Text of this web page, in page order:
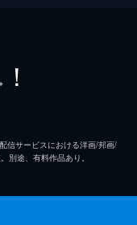
！
信サービスにおける洋画/邦画/
別途、有料作品あり。